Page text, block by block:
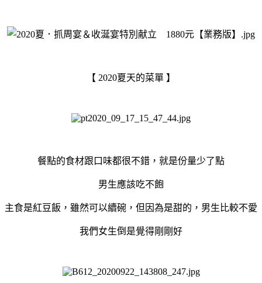
【 2020夏天的菜單 】
餐點的食材跟口味都很不錯，就是份量少了點
男生應該吃不飽
主食是紅豆飯，雖然可以續碗，但因為是甜的，男生比較不愛
我們女生倒是覺得剛剛好